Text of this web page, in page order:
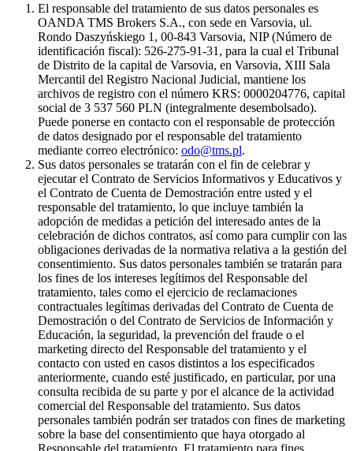
El responsable del tratamiento de sus datos personales es
OANDA TMS Brokers S.A., con sede en Varsovia, ul.
Rondo Daszyńskiego 1, 00-843 Varsovia, NIP (Número de
identificación fiscal): 526-275-91-31, para la cual el Tribunal
de Distrito de la capital de Varsovia, en Varsovia, XIII Sala
Mercantil del Registro Nacional Judicial, mantiene los
archivos de registro con el número KRS: 0000204776, capital
social de 3 537 560 PLN (integralmente desembolsado).
Puede ponerse en contacto con el responsable de protección
de datos designado por el responsable del tratamiento
mediante correo electrónico: odo@tms.pl.
Sus datos personales se tratarán con el fin de celebrar y
ejecutar el Contrato de Servicios Informativos y Educativos y
el Contrato de Cuenta de Demostración entre usted y el
responsable del tratamiento, lo que incluye también la
adopción de medidas a petición del interesado antes de la
celebración de dichos contratos, así como para cumplir con las
obligaciones derivadas de la normativa relativa a la gestión del
consentimiento. Sus datos personales también se tratarán para
los fines de los intereses legítimos del Responsable del
tratamiento, tales como el ejercicio de reclamaciones
contractuales legítimas derivadas del Contrato de Cuenta de
Demostración o del Contrato de Servicios de Información y
Educación, la seguridad, la prevención del fraude o el
marketing directo del Responsable del tratamiento y el
contacto con usted en casos distintos a los especificados
anteriormente, cuando esté justificado, en particular, por una
consulta recibida de su parte y por el alcance de la actividad
comercial del Responsable del tratamiento. Sus datos
personales también podrán ser tratados con fines de marketing
sobre la base del consentimiento que haya otorgado al
Responsable del tratamiento. El tratamiento para fines